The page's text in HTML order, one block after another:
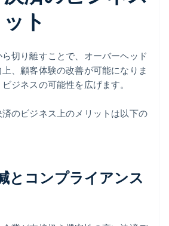
ト
切り離すことで、オーバーヘッド
、顧客体験の改善が可能になりま
ジネスの可能性を広げます。
済のビジネス上のメリットは以下の
とコンプライアンス